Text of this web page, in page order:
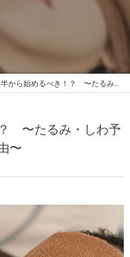
めるべき！？ 〜たるみ・しわ予防にユルーフがおすすめな理由〜
〜たるみ・しわ予
〜